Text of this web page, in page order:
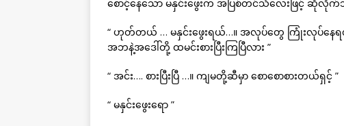
စောင့်နေသော မနှင်းဖွေးက အပြစ်တင်သံလေးဖြင့် ဆိုလို
“ ဟုတ်တယ် … မနှင်းဖွေးရယ်…။ အလုပ်တွေ ကြုံးလုပ်နေရ
အဘနဲ့အဒေါ်တို့ ထမင်းစားပြီးကြပြီလား ”
“ အင်း…. စားပြီးပြီ …။ ကျမတို့ဆီမှာ စောစောစားတယ်ရှင့် ”
“ မနှင်းဖွေးရော ”